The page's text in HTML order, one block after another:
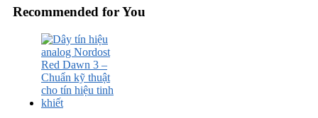
Recommended for You